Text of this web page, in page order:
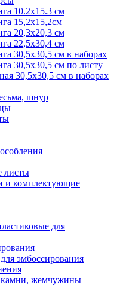
10.2х15.3 см
15,2х15,2см
20,3х20,3 см
22,5х30,4 см
30,5х30,5 см в наборах
30,5х30,5 см по листу
30,5х30,5 см в наборах
шнур
листы
и комплектующие
для
эмбоссирования
камни, жемчужины